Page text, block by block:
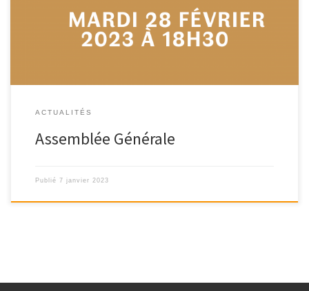
ACTUALITÉS
Assemblée Générale
Publié 7 janvier 2023